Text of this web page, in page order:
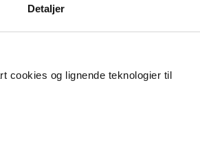
Detaljer
cookies og lignende teknologier til